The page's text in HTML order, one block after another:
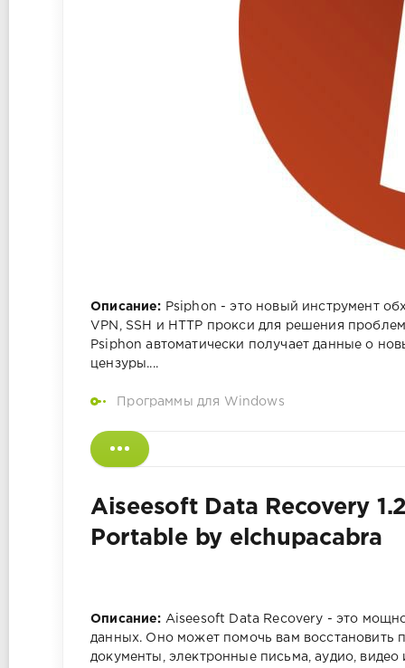
Описание: Psiphon - это новый инструмент
VPN, SSH и HTTP прокси для решения
Psiphon автоматически получает данные о
цензуры....
Программы для Windows
Aiseesoft Data Recovery
Portable by elchupacabra
Описание: Aiseesoft Data Recovery - это
данных. Оно может помочь вам восстановить
документы, электронные письма, аудио,